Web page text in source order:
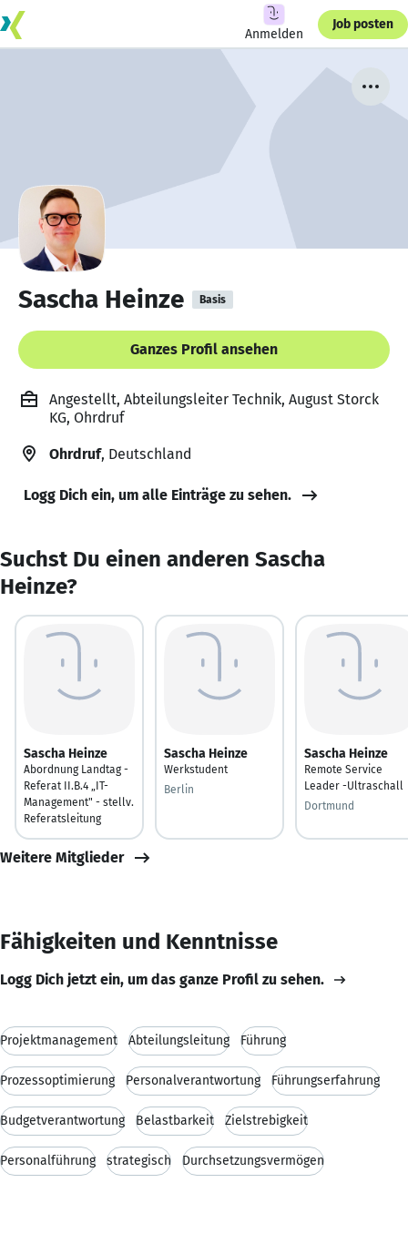
Anmelden
Job posten
Sascha Heinze Basis
Ganzes Profil ansehen
Angestellt, Abteilungsleiter Technik, August Storck
KG, Ohrdruf
Ohrdruf, Deutschland
Logg Dich ein, um alle Einträge zu sehen.
Suchst Du einen anderen Sascha
Heinze?
Sascha Heinze
Abordnung Landtag -
Referat II.B.4 „IT-
Management" - stellv.
Referatsleitung
Sascha Heinze
Werkstudent
Berlin
Sascha Heinze
Remote Service
Leader -Ultraschall
Dortmund
Weitere Mitglieder
Fähigkeiten und Kenntnisse
Logg Dich jetzt ein, um das ganze Profil zu sehen.
Projektmanagement Abteilungsleitung Führung
Prozessoptimierung Personalverantwortung Führungserfahrung
Budgetverantwortung Belastbarkeit Zielstrebigkeit
Personalführung strategisch Durchsetzungsvermögen